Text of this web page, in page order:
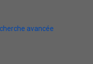
avancée